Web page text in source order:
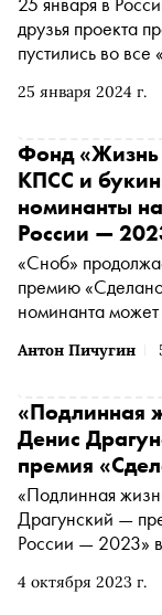
25 января 2024 г.
друзья проекта
пустились во
романы
Антон Пичугин
Фонд «Жизнь
КПСС и
номинанты
России —
«Сноб»
премию
номинанта может каждый, заполнив
номинантах за
4 октября 2023 г.
«Подлинная
Денис
премия
«Подлинная
Драгунский —
России — 2023»
партнер премии